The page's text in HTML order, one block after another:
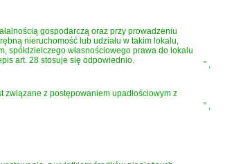
gospodarczą oraz przy prowadzeniu
nieruchomość lub udziału w takim lokalu,
spółdzielczego własnościowego prawa do lokalu
art. 28 stosuje się odpowiednio.
” ,
z postępowaniem upadłościowym z
” ,